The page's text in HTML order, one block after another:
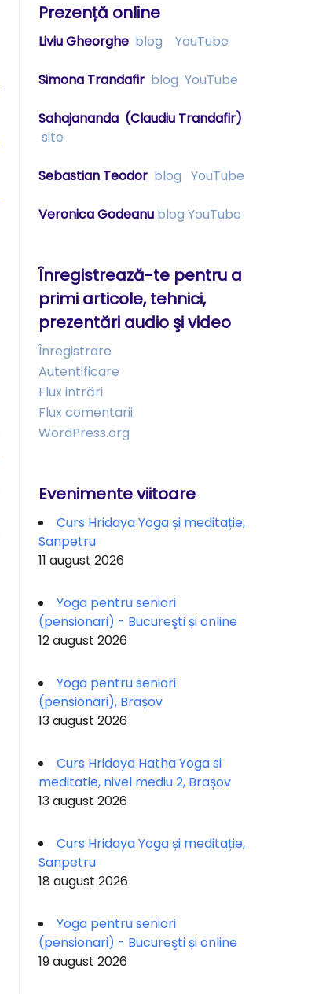
Prezență online
Liviu Gheorghe blog YouTube
Simona Trandafir blog YouTube
Sahajananda (Claudiu Trandafir)
site
Sebastian Teodor blog YouTube
Veronica Godeanu blog YouTube
Înregistrează-te pentru a
primi articole, tehnici,
prezentări audio şi video
Înregistrare
Autentificare
Flux intrări
Flux comentarii
WordPress.org
Evenimente viitoare
Curs Hridaya Yoga și meditație,
Sanpetru
11 august 2026
Yoga pentru seniori
(pensionari) - Bucureşti și online
12 august 2026
Yoga pentru seniori
(pensionari), Brașov
13 august 2026
Curs Hridaya Hatha Yoga si
meditatie, nivel mediu 2, Brașov
13 august 2026
Curs Hridaya Yoga și meditație,
Sanpetru
18 august 2026
Yoga pentru seniori
(pensionari) - Bucureşti și online
19 august 2026